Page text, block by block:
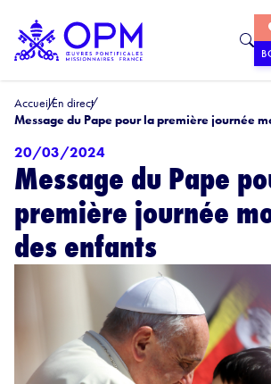
AccueilEn direct
Message du Pape pour la première journée
20/03/2024
Message du Pape
première journée
des enfants